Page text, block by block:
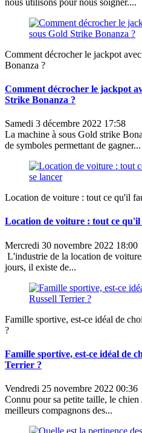
Comment décrocher le jackpot
Bonanza ?
Comment décrocher le jackpot
Strike Bonanza ?
Samedi 3 décembre 2022 17:58
La machine à sous Gold strike
de symboles permettant de gagner...
Location de voiture : tout ce qu'il
Location de voiture : tout ce
Mercredi 30 novembre 2022 18:00
L'industrie de la location de
jours, il existe de...
Famille sportive, est-ce idéal de
?
Famille sportive, est-ce idéal de
Terrier ?
Vendredi 25 novembre 2022 00:36
Connu pour sa petite taille, le chien
meilleurs compagnons des...